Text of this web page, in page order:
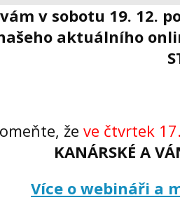
v sobotu 19. 12.
aktuálního
že ve čtvrtek
KANÁRSKÉ A
Více o webináři a